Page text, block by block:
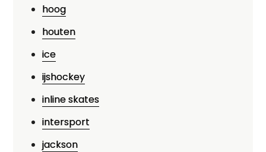
hoog
houten
ice
ijshockey
inline skates
intersport
jackson